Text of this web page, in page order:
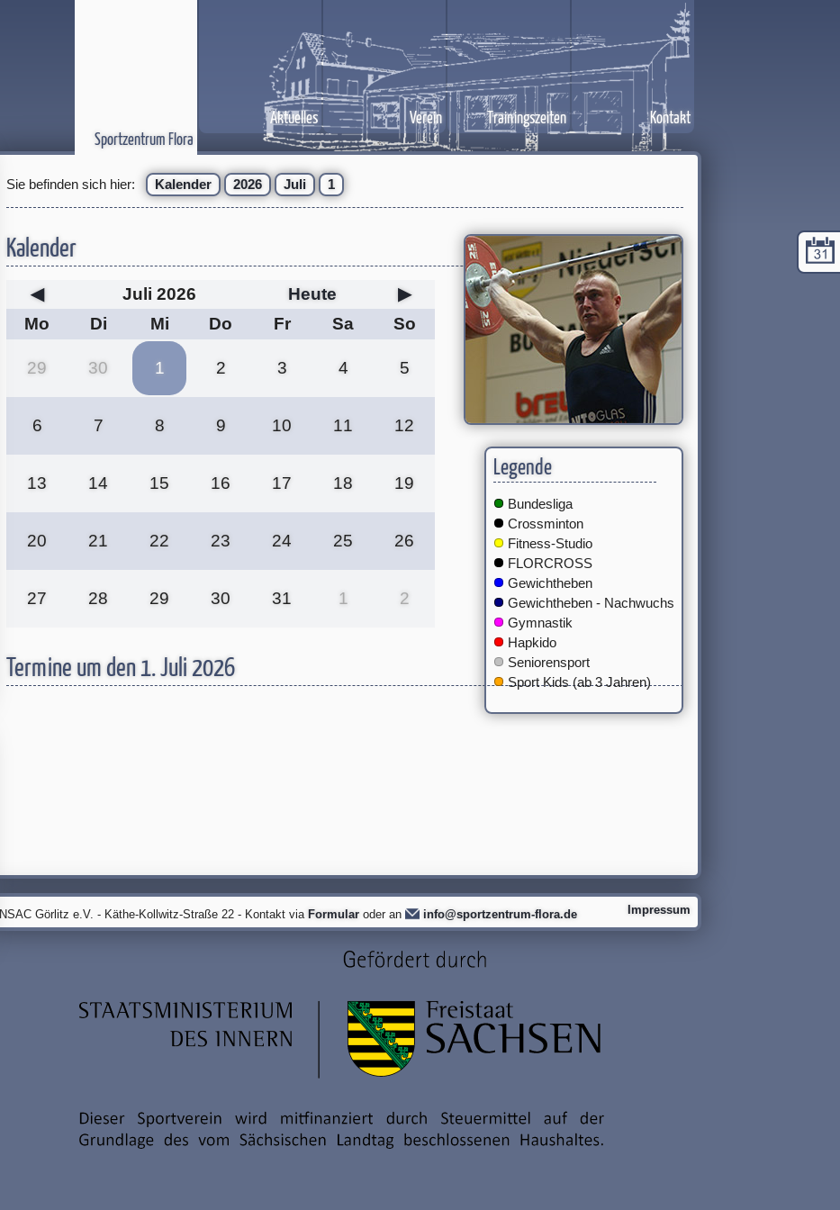
Sportzentrum Flora
Aktuelles Verein Trainingszeiten Kontakt
Sie befinden sich hier: Kalender 2026 Juli 1
Legende
Bundesliga
Crossminton
Fitness-Studio
FLORCROSS
Gewichtheben
Gewichtheben - Nachwuchs
Gymnastik
Hapkido
Seniorensport
Sport Kids (ab 3 Jahren)
Kalender
◀ Juli 2026 Heute
▶
Mo
Di Mi Do Fr Sa So
29 30 1 2 3 4 5
6 7 8 9 10 11 12
13 14 15 16 17 18 19
20 21 22 23 24 25 26
27 28 29 30 31 1 2
Termine um den 1. Juli 2026
NSAC Görlitz e.V. - Käthe-Kollwitz-Straße 22 - Kontakt via Formular oder an info@sportzentrum-flora.de Impressum